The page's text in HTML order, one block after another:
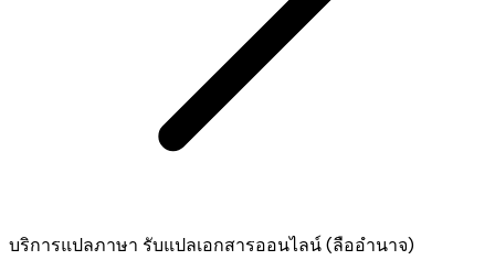
บริการแปลภาษา รับแปลเอกสารออนไลน์ (ลืออำนาจ)